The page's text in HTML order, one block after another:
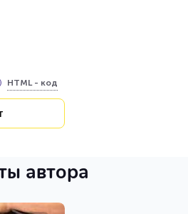
HTML - код
автора